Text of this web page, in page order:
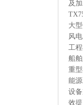
及
大
风
工
船
重
能
设
效